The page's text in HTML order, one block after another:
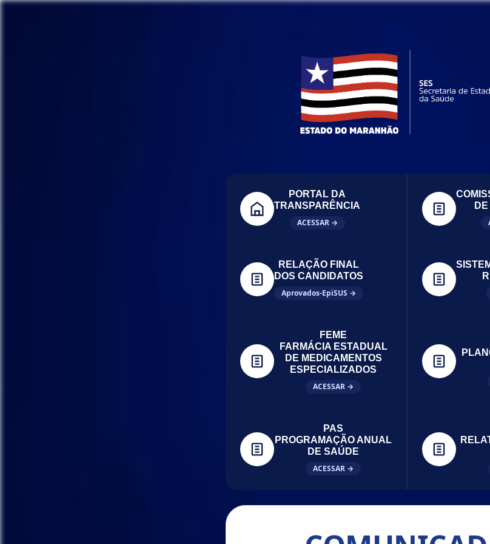
PORTAL DA
TRANSPARÊNCIA
ACESSAR →
RELAÇÃO FINAL
DOS CANDIDATOS
Aprovados-EpiSUS →
FEME
FARMÁCIA ESTADUAL
DE MEDICAMENTOS
ESPECIALIZADOS
ACESSAR →
PAS
PROGRAMAÇÃO ANUAL
DE SAÚDE
ACESSAR →